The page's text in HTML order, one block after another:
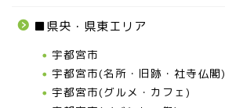
■県央・県東エリア
宇都宮市
宇都宮市(名所・旧跡・社寺仏閣)
宇都宮市(グルメ・カフェ)